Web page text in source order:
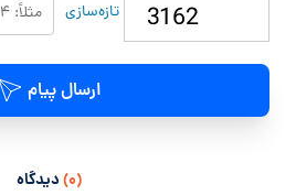
تازه‌سازی
ارسال پیام
(۰) دیدگاه